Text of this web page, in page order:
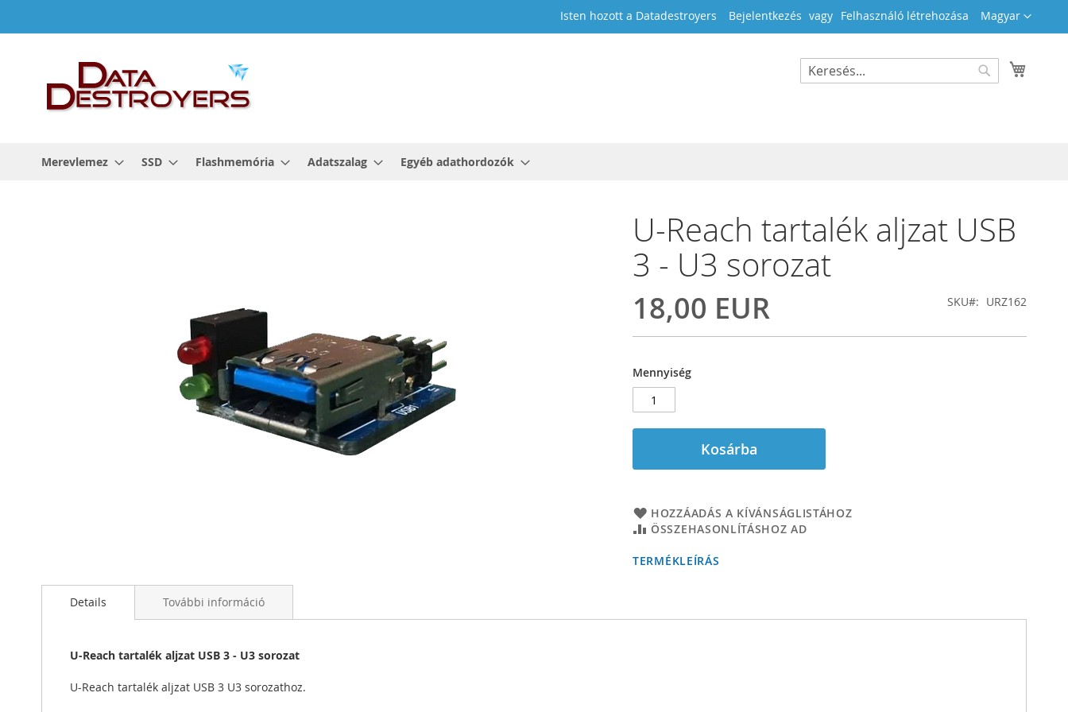
a
Nyelv
Magyar
Isten hozott a Datadestroyers Bejelentkezés Felhasználó létrehozása
Search
Merevlemez SSD Flashmemória Adatszalag Egyéb adathordozók
U-Reach tartalék aljzat USB
3 - U3 sorozat
18,00 EUR SKU URZ162
Mennyiség
Kosárba
HOZZÁADÁS A KÍVÁNSÁGLISTÁHOZ
ÖSSZEHASONLÍTÁSHOZ AD
TERMÉKLEÍRÁS
képgaléria
elejéreDetails
U-Reach tartalék aljzat USB 3 - U3 sorozat
U-Reach tartalék aljzat USB 3 U3 sorozathoz.
További információ